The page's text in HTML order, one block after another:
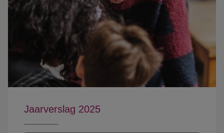
Jaarverslag 2025